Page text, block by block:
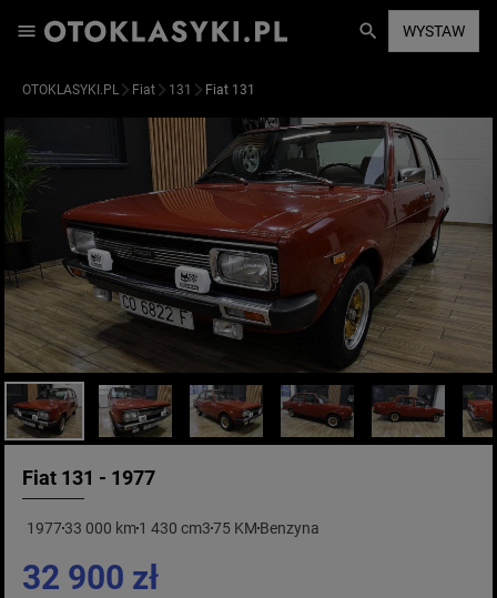
WYSTAW
OTOKLASYKI.PL Fiat 131 Fiat 131
Fiat 131 - 1977
1977 33 000 km1 430 cm375 KM Benzyna
32 900 zł